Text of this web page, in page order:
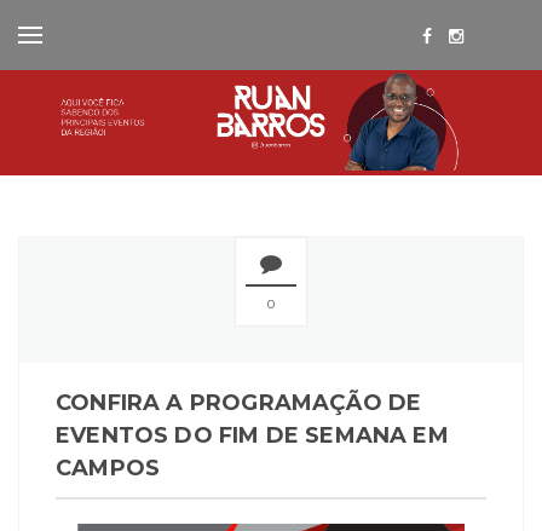
0
CONFIRA A PROGRAMAÇÃO DE
EVENTOS DO FIM DE SEMANA EM
CAMPOS